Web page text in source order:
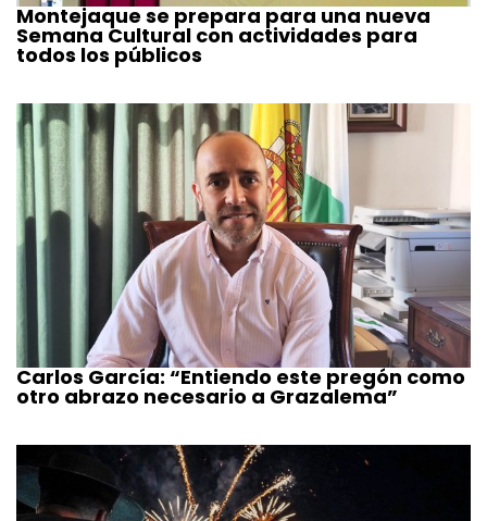
Montejaque se prepara para una nueva
Semana Cultural con actividades para
todos los públicos
Carlos García: “Entiendo este pregón como
otro abrazo necesario a Grazalema”